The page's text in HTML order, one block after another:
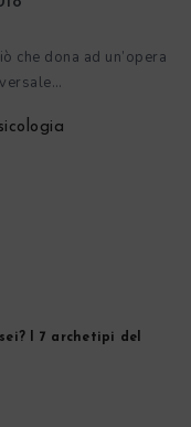
che dona ad un’opera
I 7 archetipi del